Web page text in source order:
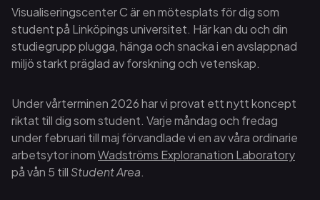
Visualiseringscenter C är en mötesplats för dig som
student på Linköpings universitet. Här kan du och din
studiegrupp plugga, hänga och snacka i en avslappnad
miljö starkt präglad av forskning och vetenskap.
Under vårterminen 2026 har vi provat ett nytt koncept
riktat till dig som student. Varje måndag och fredag
under februari till maj förvandlade vi en av våra ordinarie
arbetsytor inomWadströms Exploranation Laboratory
på vån 5 till Student Area.